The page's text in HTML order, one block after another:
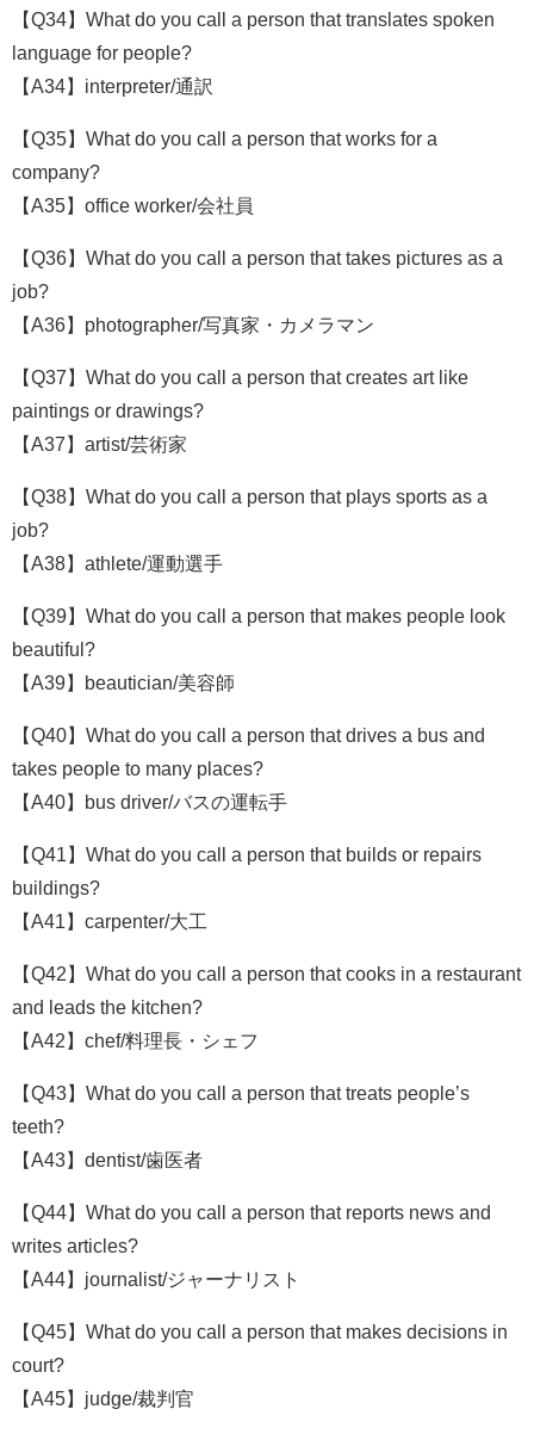
【Q34】What do you call a person that translates spoken
language for people?
【A34】interpreter/通訳
【Q35】What do you call a person that works for a
company?
【A35】office worker/会社員
【Q36】What do you call a person that takes pictures as a
job?
【A36】photographer/写真家・カメラマン
【Q37】What do you call a person that creates art like
paintings or drawings?
【A37】artist/芸術家
【Q38】What do you call a person that plays sports as a
job?
【A38】athlete/運動選手
【Q39】What do you call a person that makes people look
beautiful?
【A39】beautician/美容師
【Q40】What do you call a person that drives a bus and
takes people to many places?
【A40】bus driver/バスの運転手
【Q41】What do you call a person that builds or repairs
buildings?
【A41】carpenter/大工
【Q42】What do you call a person that cooks in a restaurant
and leads the kitchen?
【A42】chef/料理長・シェフ
【Q43】What do you call a person that treats people’s
teeth?
【A43】dentist/歯医者
【Q44】What do you call a person that reports news and
writes articles?
【A44】journalist/ジャーナリスト
【Q45】What do you call a person that makes decisions in
court?
【A45】judge/裁判官